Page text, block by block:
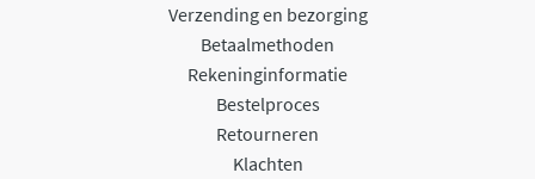
Verzending en bezorging
Betaalmethoden
Rekeninginformatie
Bestelproces
Retourneren
Klachten